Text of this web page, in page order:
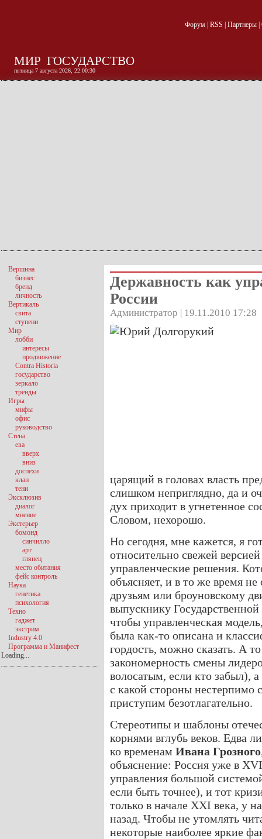
Форум| RSS Партнеры|
МИР ГОСУДАРСТВО
пятница 7 августа 2026, 22:00:31
Державность как
России
Администратор | 19.11.2010 17:28
царящий в головах власть
слишком неприглядно, да и
дух приходит в угнетенное
Словом, нехорошо.
Но сегодня, мне кажется, я
относительно свежей
управленческие решения.
объясняет, и в то же время
друзьям или броуновскому
выпускнику
чтобы управленческая
была как-то описана и
гордость, можно сказать. А
закономерность смены
волосатым, если кто забыл),
с какой стороны
приступим безотлагательно.
Cтереотипы и шаблоны
корнями вглубь веков. Едва
ко временам Ивана Грозного
объяснение: Россия уже в
управления большой
если быть точнее), и тот
только в начале XXI века, у
назад. Чтобы не утомлять
некоторые наиболее яркие
Вершина
бизнес
бренд
личность
Вертикаль
свита
ступени
Мир
лобби
интересы
продвижение
Contra Historia
государство
зеркало
тренды
Игры
мифы
офис
руководство
Стена
ева
вверх
вниз
доспехи
клан
тени
Эксклюзив
диалог
мнение
Экстерьер
бомонд
синчилло
арт
глянец
место обитания
фейс контроль
Наука
генетика
психология
Техно
гаджет
экстрим
Industry 4.0
Программа и Манифест
Loading...